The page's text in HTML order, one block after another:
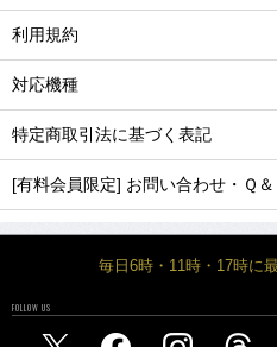
利用規約
対応機種
特定商取引法に基づく表記
[有料会員限定] お問い合わせ・Ｑ＆
毎日6時・11時・17時に
FOLLOW US